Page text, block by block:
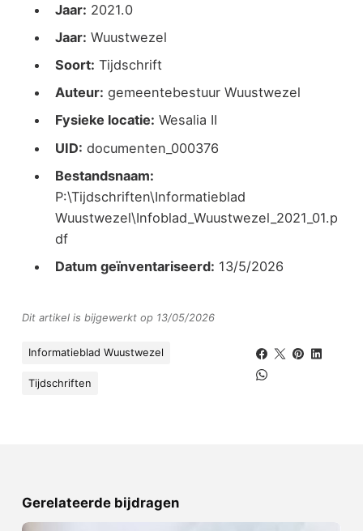
Jaar: 2021.0
Jaar: Wuustwezel
Soort: Tijdschrift
Auteur: gemeentebestuur Wuustwezel
Fysieke locatie: Wesalia II
UID: documenten_000376
Bestandsnaam:
P:\Tijdschriften\Informatieblad
Wuustwezel\Infoblad_Wuustwezel_2021_01.p
df
Datum geïnventariseerd: 13/5/2026
Dit artikel is bijgewerkt op 13/05/2026
Informatieblad Wuustwezel
Tijdschriften
Gerelateerde bijdragen